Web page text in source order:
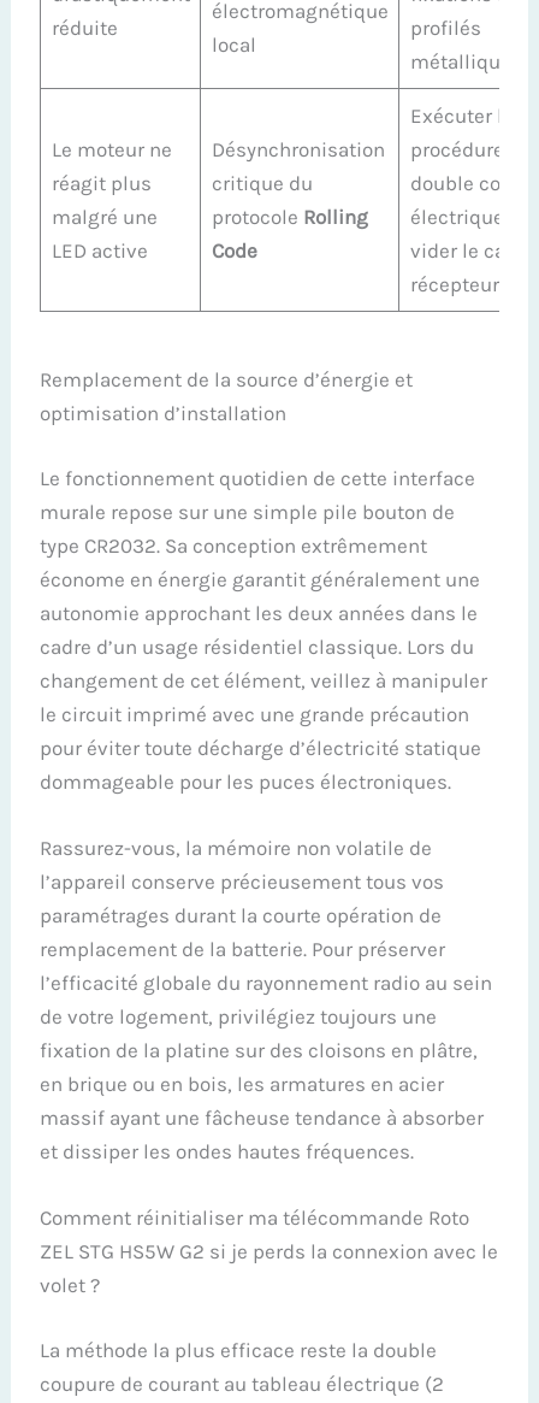
réduite
électromagnétique
local
profilés
métalliques.
Le moteur ne
réagit plus
malgré une
LED active
Désynchronisation
critique du
protocole Rolling
Code
Exécuter la
procédure de
double
électrique
vider le
récepteur.
Remplacement de la source d’énergie et
optimisation d’installation
Le fonctionnement quotidien de cette interface
murale repose sur une simple pile bouton de
type CR2032. Sa conception extrêmement
économe en énergie garantit généralement une
autonomie approchant les deux années dans le
cadre d’un usage résidentiel classique. Lors du
changement de cet élément, veillez à manipuler
le circuit imprimé avec une grande précaution
pour éviter toute décharge d’électricité statique
dommageable pour les puces électroniques.
Rassurez-vous, la mémoire non volatile de
l’appareil conserve précieusement tous vos
paramétrages durant la courte opération de
remplacement de la batterie. Pour préserver
l’efficacité globale du rayonnement radio au sein
de votre logement, privilégiez toujours une
fixation de la platine sur des cloisons en plâtre,
en brique ou en bois, les armatures en acier
massif ayant une fâcheuse tendance à absorber
et dissiper les ondes hautes fréquences.
Comment réinitialiser ma télécommande Roto
ZEL STG HS5W G2 si je perds la connexion avec le
volet ?
La méthode la plus efficace reste la double
coupure de courant au tableau électrique (2